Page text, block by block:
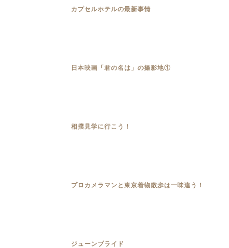
カプセルホテルの最新事情
日本映画「君の名は」の撮影地①
相撲見学に行こう！
プロカメラマンと東京着物散歩は一味違う！
ジューンブライド